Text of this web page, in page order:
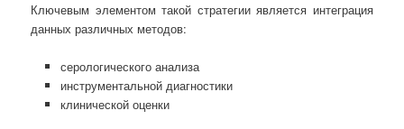
Ключевым элементом такой стратегии является интеграция
данных различных методов:
серологического анализа
инструментальной диагностики
клинической оценки